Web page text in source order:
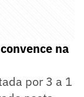
na
por 3 a 1